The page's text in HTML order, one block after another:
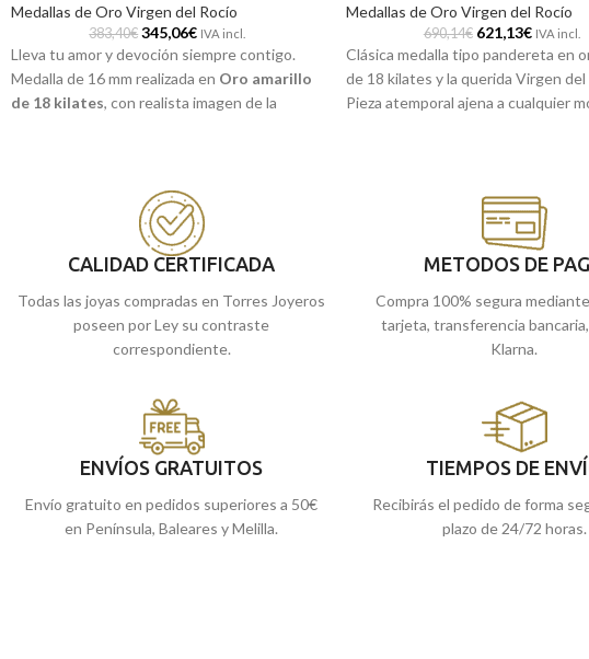
Medallas de Oro Virgen del Rocío
383,40€ 345,06€ IVA incl.
Lleva tu amor y devoción siempre contigo.
Medalla de 16 mm realizada en Oro amarillo
de 18 kilates, con realista imagen de la
Pide y recógela en nuestras tiendas de
Málaga, o si lo prefieres, te la enviamos a
Medallas de Oro Virgen del Rocío
690,14€ 621,13€ IVA incl.
Clásica medalla tipo pandereta en
de 18 kilates y la querida Virgen del
Pieza atemporal ajena a cualquier
online y te la enviamos a
CALIDAD CERTIFICADA
Todas las joyas compradas en Torres Joyeros
poseen por Ley su contraste
correspondiente.
METODOS DE
Compra 100% segura
tarjeta, transferencia
Klarna.
ENVÍOS GRATUITOS
Envío gratuito en pedidos superiores a 50€
en Península, Baleares y Melilla.
TIEMPOS DE
Recibirás el pedido de forma
plazo de 24/72 horas.